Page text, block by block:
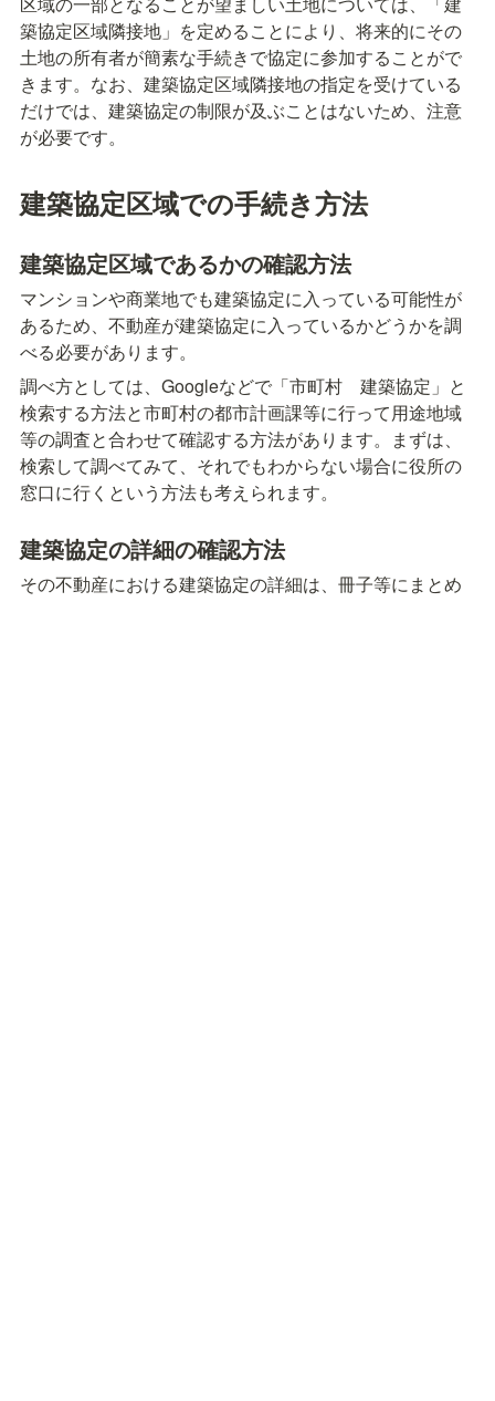
築協定区域隣接地」を定めることにより、将来的にその
土地の所有者が簡素な手続きで協定に参加することがで
きます。なお、建築協定区域隣接地の指定を受けている
だけでは、建築協定の制限が及ぶことはないため、注意
が必要です。
建築協定区域での手続き方法
建築協定区域であるかの確認方法
マンションや商業地でも建築協定に入っている可能性が
あるため、不動産が建築協定に入っているかどうかを調
べる必要があります。
調べ方としては、Googleなどで「市町村　建築協定」と
検索する方法と市町村の都市計画課等に行って用途地域
等の調査と合わせて確認する方法があります。まずは、
検索して調べてみて、それでもわからない場合に役所の
窓口に行くという方法も考えられます。
建築協定の詳細の確認方法
その不動産における建築協定の詳細は、冊子等にまとめ